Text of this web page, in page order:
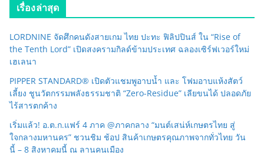
เรื่องล่าสุด
LORDNINE จัดศึกคนดังสายเกม ไทย ปะทะ ฟิลิปปินส์ ใน “Rise of
the Tenth Lord” เปิดสงครามกิลด์ข้ามประเทศ ฉลองเซิร์ฟเวอร์ใหม่
เฮเลนา
PIPPER STANDARD® เปิดตัวแชมพูอาบน้ำ และ โฟมอาบแห้งสัตว์
เลี้ยง ชูนวัตกรรมพลังธรรมชาติ “Zero-Residue” เลียขนได้ ปลอดภัย
ไร้สารตกค้าง
เริ่มแล้ว! อ.ต.ก.แฟร์ 4 ภาค @ภาคกลาง “มนต์เสน่ห์เกษตรไทย สู่
ใจกลางมหานคร” ชวนชิม ช้อป สินค้าเกษตรคุณภาพจากทั่วไทย วัน
นี้ – 8 สิงหาคมนี้ ณ ลานคนเมือง